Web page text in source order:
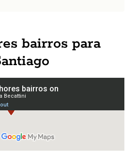
bairros para